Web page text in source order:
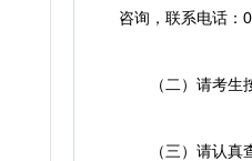
咨询，联系电话：
（二）请考生按
（三）请认真查